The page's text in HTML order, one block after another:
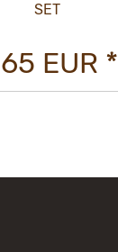
SET
EUR *